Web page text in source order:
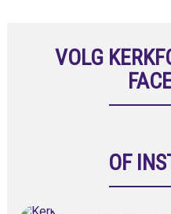
VOLG
OF